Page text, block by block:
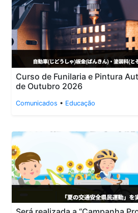
Curso de Funilaria e Pintura
de Outubro 2026
Comunicados • Educação